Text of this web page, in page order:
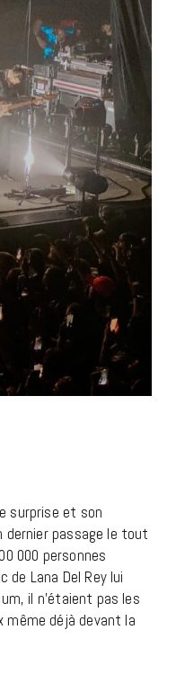
surprise et son
passage le tout
000 personnes
Lana Del Rey lui
il n’étaient pas les
même déjà devant la
MUSIQUE
l’ivoire du rock
In Tennessee »
18 JUILLET 2026
CINÉMA ET SÉRIES